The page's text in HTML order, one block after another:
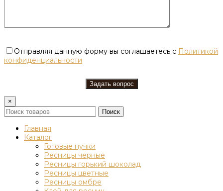
Отправляя данную форму вы соглашаетесь с Политикой
конфиденциальности
×
Поиск
Главная
Каталог
Готовые пучки
Ресницы черные
Ресницы горький шоколад
Ресницы цветные
Ресницы омбре